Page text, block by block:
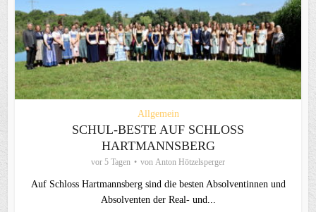
Allgemein
SCHUL-BESTE AUF SCHLOSS
HARTMANNSBERG
vor 5 Tagen von Anton Hötzelsperger
Auf Schloss Hartmannsberg sind die besten Absolventinnen und
Absolventen der Real- und...